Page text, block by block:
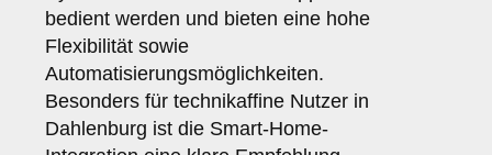
bedient werden und bieten eine hohe
Flexibilität sowie
Automatisierungsmöglichkeiten.
Besonders für technikaffine Nutzer in
Dahlenburg ist die Smart-Home-